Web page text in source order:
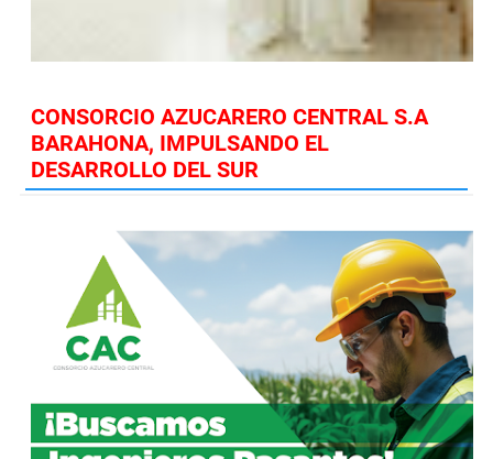
CONSORCIO AZUCARERO CENTRAL S.A
BARAHONA, IMPULSANDO EL
DESARROLLO DEL SUR